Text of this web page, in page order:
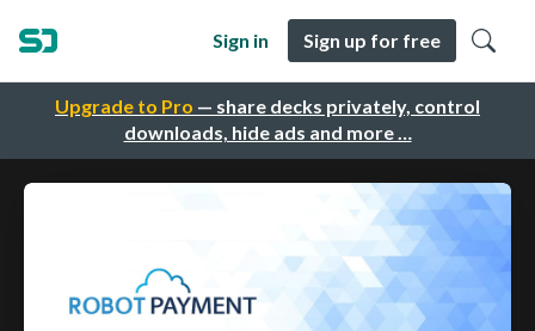
Upgrade to Pro — share decks privately, control
downloads, hide ads and more …
Sign in Sign up for free